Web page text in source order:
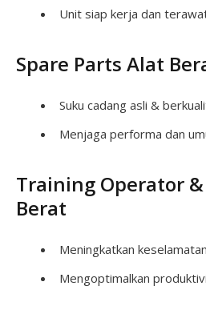
Unit siap kerja dan
Spare Parts Alat
Suku cadang asli &
Menjaga performa dan
Training Operator
Berat
Meningkatkan
Mengoptimalkan